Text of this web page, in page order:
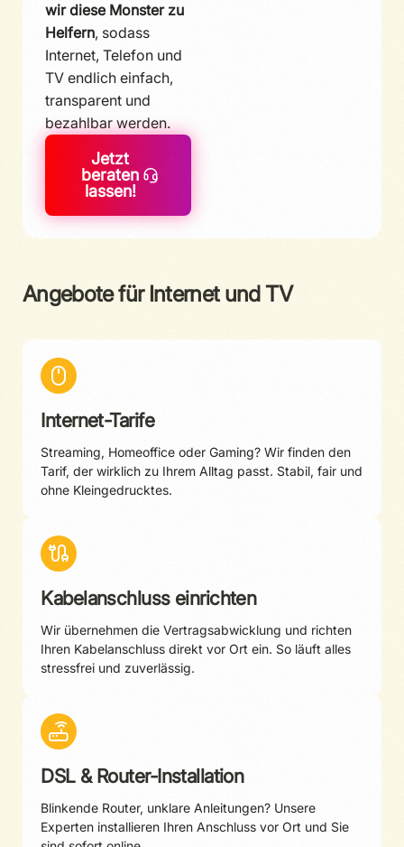
wir diese Monster zu
Helfern, sodass
Internet, Telefon und
TV endlich einfach,
transparent und
bezahlbar werden.
Jetzt
beraten
lassen!
Angebote für Internet und TV
Internet-Tarife
Streaming, Homeoffice oder Gaming? Wir finden den
Tarif, der wirklich zu Ihrem Alltag passt. Stabil, fair und
ohne Kleingedrucktes.
Kabelanschluss einrichten
Wir übernehmen die Vertragsabwicklung und richten
Ihren Kabelanschluss direkt vor Ort ein. So läuft alles
stressfrei und zuverlässig.
DSL & Router-Installation
Blinkende Router, unklare Anleitungen? Unsere
Experten installieren Ihren Anschluss vor Ort und Sie